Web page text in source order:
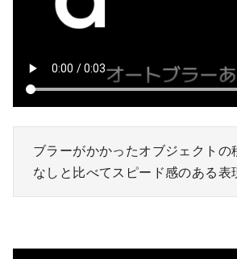
ブラーがかかったオブジェクトの
なしと比べてスピード感のある表